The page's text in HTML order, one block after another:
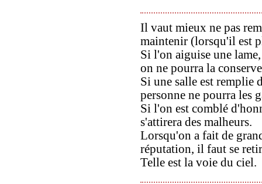
Il vaut mieux ne pas
maintenir (lorsqu'il est
Si l'on aiguise une
on ne pourra la
Si une salle est remplie
personne ne pourra les
Si l'on est comblé
s'attirera des malheurs.
Lorsqu'on a fait de
réputation, il faut se
Telle est la voie du ciel.